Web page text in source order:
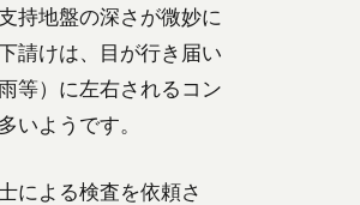
持地盤の深さが微妙に
請けは、目が行き届い
等）に左右されるコン
いようです。
による検査を依頼さ